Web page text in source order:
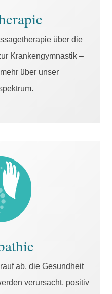
über die
Krankengymnastik –
über unser
ab, die Gesundheit
verursacht, positiv